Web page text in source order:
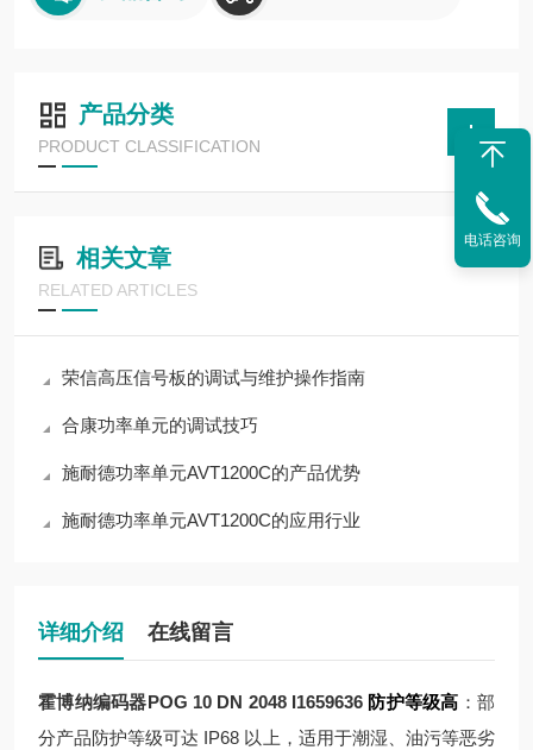
产品分类
PRODUCT CLASSIFICATION
相关文章
RELATED ARTICLES
荣信高压信号板的调试与维护操作指南
合康功率单元的调试技巧
施耐德功率单元AVT1200C的产品优势
施耐德功率单元AVT1200C的应用行业
详细介绍 在线留言
霍博纳编码器POG 10 DN 2048 I1659636 防护等级高 ：部
分产品防护等级可达 IP68 以上，适用于潮湿、油污等恶劣
电话咨询